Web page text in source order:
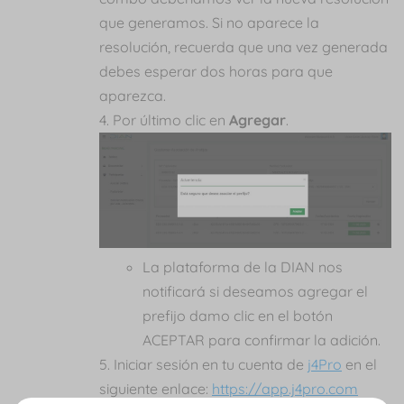
que generamos. Si no aparece la
resolución, recuerda que una vez generada
debes esperar dos horas para que
aparezca.
Por último clic en Agregar.
La plataforma de la DIAN nos
notificará si deseamos agregar el
prefijo damo clic en el botón
ACEPTAR para confirmar la adición.
Iniciar sesión en tu cuenta de j4Pro en el
siguiente enlace: https://app.j4pro.com